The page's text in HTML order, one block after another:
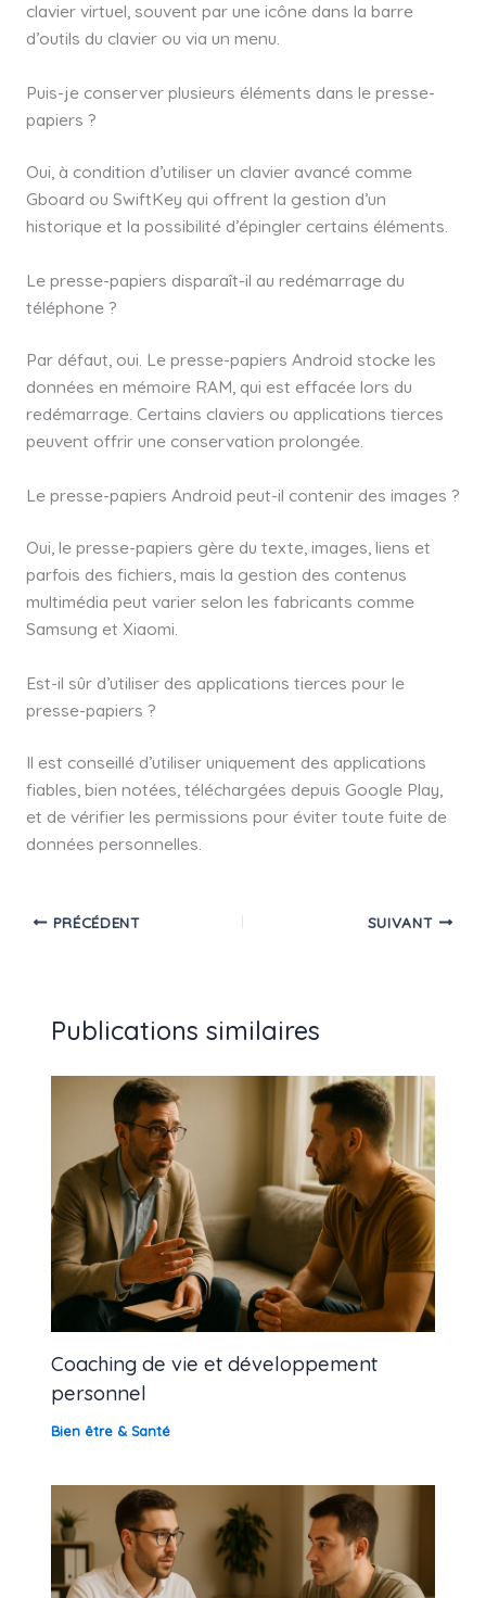
clavier virtuel, souvent par une icône dans la barre
d’outils du clavier ou via un menu.
Puis-je conserver plusieurs éléments dans le presse-
papiers ?
Oui, à condition d’utiliser un clavier avancé comme
Gboard ou SwiftKey qui offrent la gestion d’un
historique et la possibilité d’épingler certains éléments.
Le presse-papiers disparaît-il au redémarrage du
téléphone ?
Par défaut, oui. Le presse-papiers Android stocke les
données en mémoire RAM, qui est effacée lors du
redémarrage. Certains claviers ou applications tierces
peuvent offrir une conservation prolongée.
Le presse-papiers Android peut-il contenir des images ?
Oui, le presse-papiers gère du texte, images, liens et
parfois des fichiers, mais la gestion des contenus
multimédia peut varier selon les fabricants comme
Samsung et Xiaomi.
Est-il sûr d’utiliser des applications tierces pour le
presse-papiers ?
Il est conseillé d’utiliser uniquement des applications
fiables, bien notées, téléchargées depuis Google Play,
et de vérifier les permissions pour éviter toute fuite de
données personnelles.
PRÉCÉDENT SUIVANT
Publications similaires
Coaching de vie et développement
personnel
Bien être & Santé